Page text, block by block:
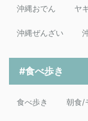
沖縄おでん ヤ
沖縄ぜんざい
#食べ歩き
食べ歩き 朝食/